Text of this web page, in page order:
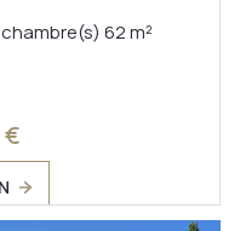
Appartement 2 pièce(s) 1 chambre(s) 62 m²
€